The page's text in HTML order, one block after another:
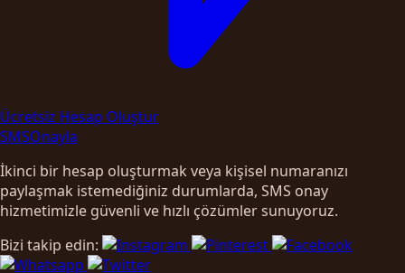
Ücretsiz Hesap Oluştur
SMSOnayla
İkinci bir hesap oluşturmak veya kişisel numaranızı
paylaşmak istemediğiniz durumlarda, SMS onay
hizmetimizle güvenli ve hızlı çözümler sunuyoruz.
Bizi takip edin: